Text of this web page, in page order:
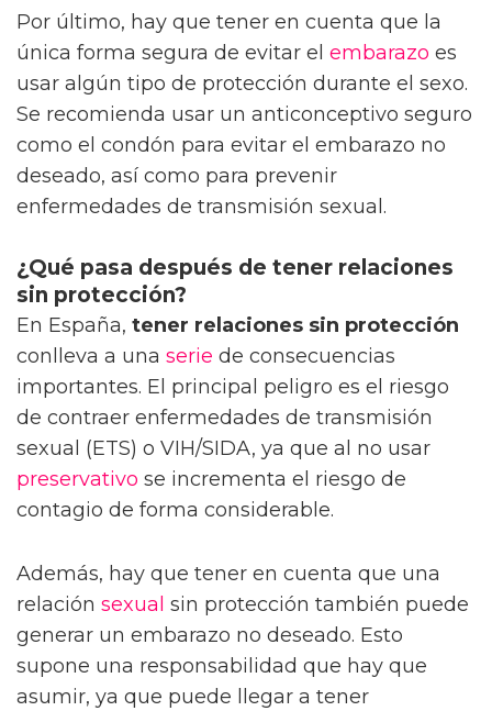
Por último, hay que tener en cuenta que la
única forma segura de evitar el embarazo es
usar algún tipo de protección durante el sexo.
Se recomienda usar un anticonceptivo seguro
como el condón para evitar el embarazo no
deseado, así como para prevenir
enfermedades de transmisión sexual.
¿Qué pasa después de tener relaciones
sin protección?
En España, tener relaciones sin protección
conlleva a una serie de consecuencias
importantes. El principal peligro es el riesgo
de contraer enfermedades de transmisión
sexual (ETS) o VIH/SIDA, ya que al no usar
preservativo se incrementa el riesgo de
contagio de forma considerable.
Además, hay que tener en cuenta que una
relación sexual sin protección también puede
generar un embarazo no deseado. Esto
supone una responsabilidad que hay que
asumir, ya que puede llegar a tener